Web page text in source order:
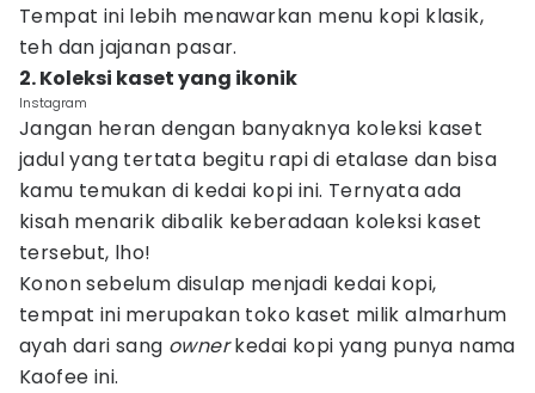
Tempat ini lebih menawarkan menu kopi klasik,
teh dan jajanan pasar.
2. Koleksi kaset yang ikonik
Instagram
Jangan heran dengan banyaknya koleksi kaset
jadul yang tertata begitu rapi di etalase dan bisa
kamu temukan di kedai kopi ini. Ternyata ada
kisah menarik dibalik keberadaan koleksi kaset
tersebut, lho!
Konon sebelum disulap menjadi kedai kopi,
tempat ini merupakan toko kaset milik almarhum
ayah dari sang ownerkedai kopi yang punya nama
Kaofee ini.